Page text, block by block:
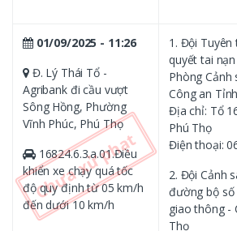
01/09/2025 - 11:26
Đ. Lý Thái Tổ -
Agribank đi cầu vượt
Sông Hồng, Phường
Vĩnh Phúc, Phú Thọ
16824.6.3.a.01.Điều
khiển xe chạy quá tốc
độ quy định từ 05 km/h
đến dưới 10 km/h
1. Đội Tuyên
quyết tai
Phòng
Công an
Địa chỉ: Tổ
Phú Thọ
Điện thoại:
2. Đội Cảnh
đường bộ số
giao thông -
Thọ